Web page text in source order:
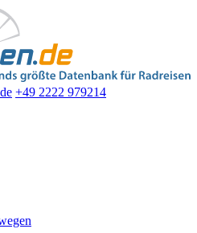
+49 2222 979214